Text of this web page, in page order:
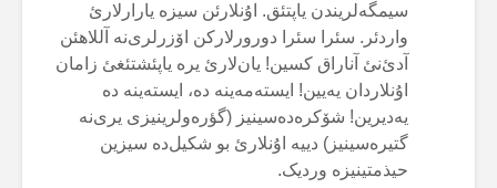
سیمگەلریندن یاپتئق. اۇنلارئن سیزە یارارلارئ
واردئر. سئرا سئرا دورورلارکن اۆزرلری‌نە آللاهئن
آدئ‌نئ آناراق کسین! یان‌لارئ یرە یاپئشتئغئ زامان
اۇنلاردان یەیین! ایستەمەینە دە، ایستەینە دە
یەدیرین! شۆکرەدەسینیز (گؤرەولرینیزی یری‌نە
گتیرەسینیز) دییە اۇنلارئ بو شکیل‌دە سیزین
حیذمتینیزە وردیک.